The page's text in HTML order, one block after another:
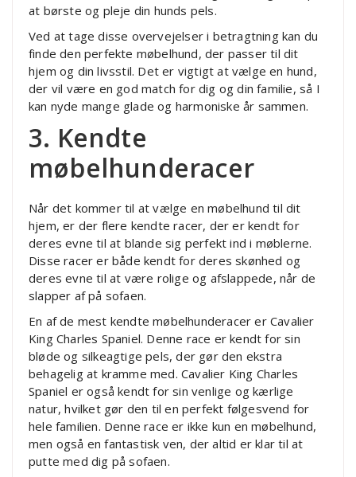
at børste og pleje din hunds pels.
Ved at tage disse overvejelser i betragtning kan du
finde den perfekte møbelhund, der passer til dit
hjem og din livsstil. Det er vigtigt at vælge en hund,
der vil være en god match for dig og din familie, så I
kan nyde mange glade og harmoniske år sammen.
3. Kendte
møbelhunderacer
Når det kommer til at vælge en møbelhund til dit
hjem, er der flere kendte racer, der er kendt for
deres evne til at blande sig perfekt ind i møblerne.
Disse racer er både kendt for deres skønhed og
deres evne til at være rolige og afslappede, når de
slapper af på sofaen.
En af de mest kendte møbelhunderacer er Cavalier
King Charles Spaniel. Denne race er kendt for sin
bløde og silkeagtige pels, der gør den ekstra
behagelig at kramme med. Cavalier King Charles
Spaniel er også kendt for sin venlige og kærlige
natur, hvilket gør den til en perfekt følgesvend for
hele familien. Denne race er ikke kun en møbelhund,
men også en fantastisk ven, der altid er klar til at
putte med dig på sofaen.